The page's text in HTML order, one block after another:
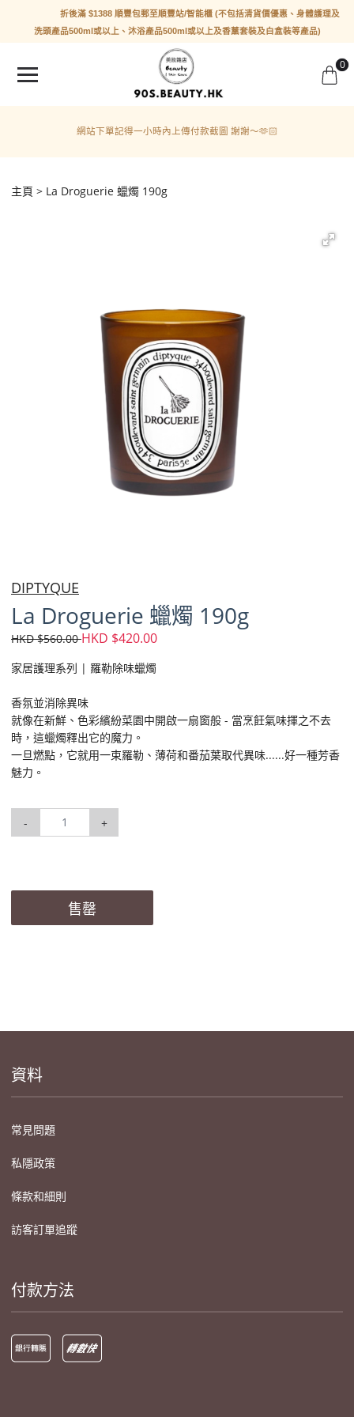
折後滿 $1388 順豐包郵至順豐站/智能櫃 (不包括清貨價優惠、身體護理及
洗頭產品500ml或以上、沐浴產品500ml或以上及香薰套裝及白盒裝等產品)
0
網站下單記得一小時內上傳付款截圖 謝謝～🫶🏻
主頁 La Droguerie 蠟燭 190g
DIPTYQUE
La Droguerie 蠟燭 190g
HKD $560.00HKD $420.00
家居護理系列 | 羅勒除味蠟燭
香氛並消除異味
就像在新鮮、色彩繽紛菜園中開啟一扇窗般 - 當烹飪氣味揮之不去
時，這蠟燭釋出它的魔力。
一旦燃點，它就用一束羅勒、薄荷和番茄葉取代異味......好一種芳香
魅力。
- +
售罄
資料
常見問題
私隱政策
條款和細則
訪客訂單追蹤
付款方法